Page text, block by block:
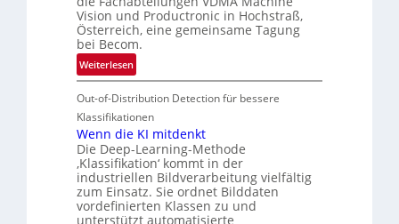
h
k
e
i
t
e
i
n
V
I
S
I
O
N
T
e
c
h
T
e
d
T
o
u
r
a
u
f
d
e
Vision und Productronic in Hochstraß,
Österreich, eine gemeinsame Tagung
bei Becom.
Weiterlesen:
T
a
g
u
n
g
z
u
E
Out-of-Distribution Detection für bessere
Klassifikationen
Wenn die KI mitdenkt
Die Deep-Learning-Methode
‚Klassifikation‘ kommt in der
industriellen Bildverarbeitung vielfältig
zum Einsatz. Sie ordnet Bilddaten
vordefinierten Klassen zu und
unterstützt automatisierte